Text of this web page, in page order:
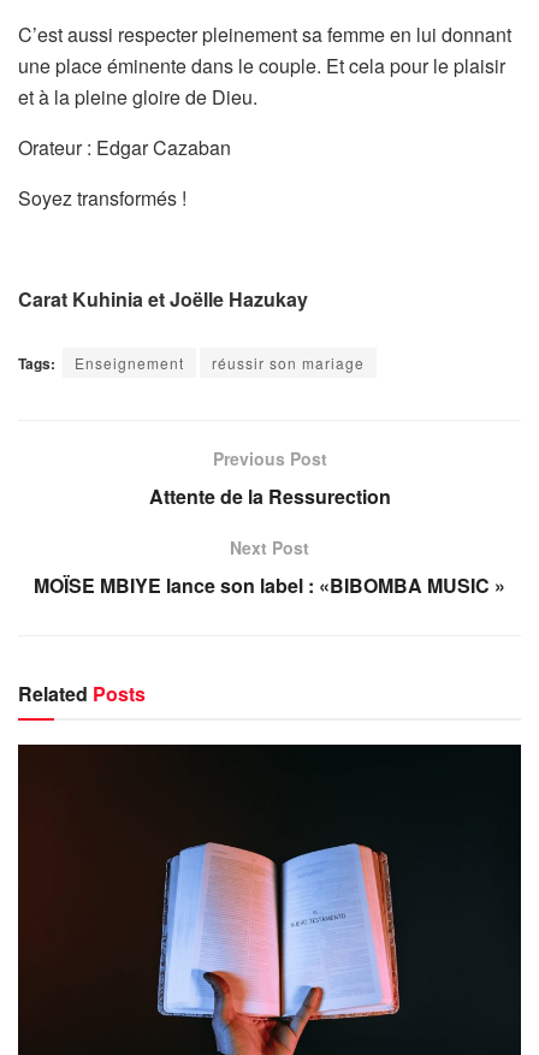
C’est aussi respecter pleinement sa femme en lui donnant
une place éminente dans le couple. Et cela pour le plaisir
et à la pleine gloire de Dieu.
Orateur : Edgar Cazaban
Soyez transformés !
Carat Kuhinia et Joëlle Hazukay
Tags: Enseignement réussir son mariage
Previous Post
Attente de la Ressurection
Next Post
MOÏSE MBIYE lance son label : «BIBOMBA MUSIC »
Related Posts